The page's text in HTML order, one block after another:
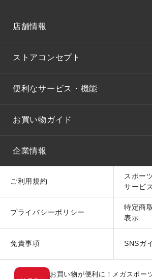
店舗情報
ストアコンセプト
便利なサービス・機能
お買い物ガイド
企業情報
ご利用規約
スポー
サービ
プライバシーポリシー
特定商
表示
免責事項 SNSガ
お買い物が便利に！メガスポー